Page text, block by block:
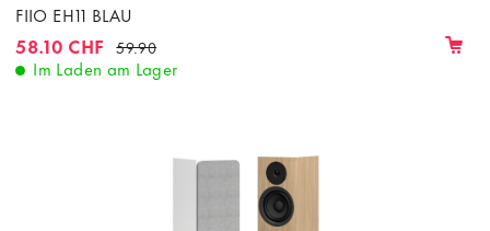
FIIO EH11 BLAU
58.10 CHF 59.90
Im Laden am Lager